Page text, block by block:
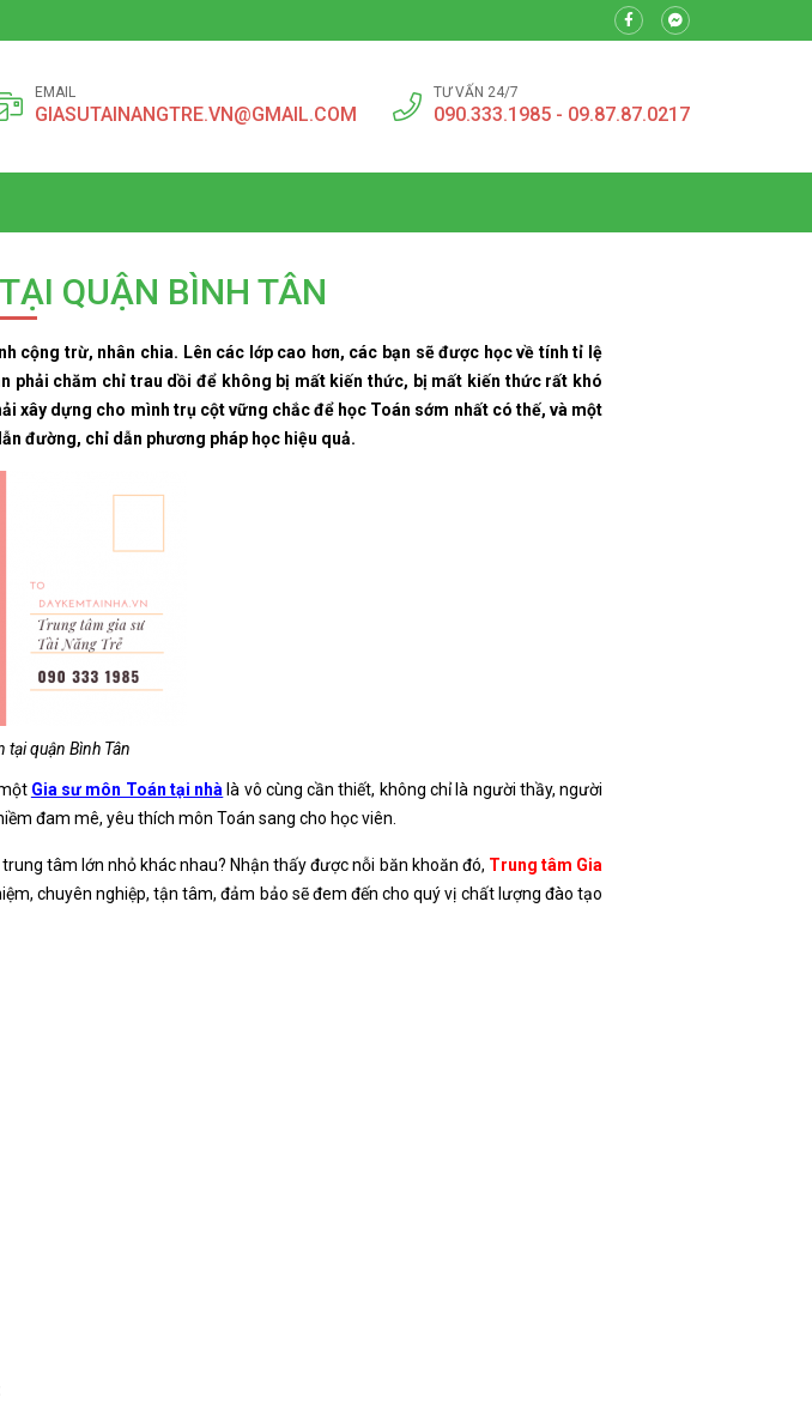
EMAIL
GIASUTAINANGTRE.VN@GMAIL.COM
TƯ VẤN 24/7
090.333.1985 - 09.87.87.0217
QUẬN BÌNH TÂN
cộng trừ, nhân chia. Lên các lớp cao hơn, các bạn sẽ được học về tính tỉ lệ
phải chăm chỉ trau dồi để không bị mất kiến thức, bị mất kiến thức rất khó
xây dựng cho mình trụ cột vững chắc để học Toán sớm nhất có thế, và một
đường, chỉ dẫn phương pháp học hiệu quả.
tại quận Bình Tân
Gia sư môn Toán tại nhà là vô cùng cần thiết, không chỉ là người thầy, người
đam mê, yêu thích môn Toán sang cho học viên.
tâm lớn nhỏ khác nhau? Nhận thấy được nỗi băn khoăn đó, Trung tâm Gia
chuyên nghiệp, tận tâm, đảm bảo sẽ đem đến cho quý vị chất lượng đào tạo